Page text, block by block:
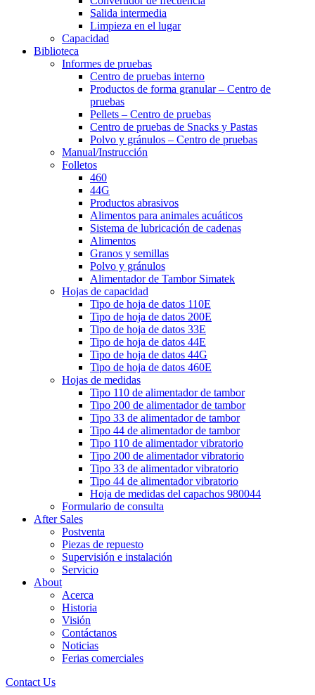
Salida intermedia
Limpieza en el lugar
Capacidad
Biblioteca
Informes de pruebas
Centro de pruebas interno
Productos de forma granular – Centro de
pruebas
Pellets – Centro de pruebas
Centro de pruebas de Snacks y Pastas
Polvo y gránulos – Centro de pruebas
Manual/Instrucción
Folletos
460
44G
Productos abrasivos
Alimentos para animales acuáticos
Sistema de lubricación de cadenas
Alimentos
Granos y semillas
Polvo y gránulos
Alimentador de Tambor Simatek
Hojas de capacidad
Tipo de hoja de datos 110E
Tipo de hoja de datos 200E
Tipo de hoja de datos 33E
Tipo de hoja de datos 44E
Tipo de hoja de datos 44G
Tipo de hoja de datos 460E
Hojas de medidas
Tipo 110 de alimentador de tambor
Tipo 200 de alimentador de tambor
Tipo 33 de alimentador de tambor
Tipo 44 de alimentador de tambor
Tipo 110 de alimentador vibratorio
Tipo 200 de alimentador vibratorio
Tipo 33 de alimentador vibratorio
Tipo 44 de alimentador vibratorio
Hoja de medidas del capachos 980044
Formulario de consulta
After Sales
Postventa
Piezas de repuesto
Supervisión e instalación
Servicio
About
Acerca
Historia
Visión
Contáctanos
Noticias
Ferias comerciales
Contact Us